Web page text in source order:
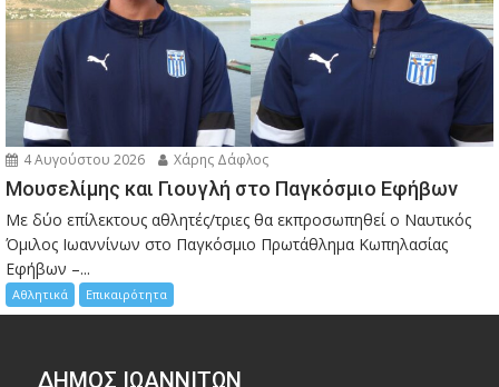
4 Αυγούστου 2026 Χάρης Δάφλος
Μουσελίμης και Γιουγλή στο Παγκόσμιο Εφήβων
Mε δύο επίλεκτους αθλητές/τριες θα εκπροσωπηθεί ο Ναυτικός
Όμιλος Ιωαννίνων στο Παγκόσμιο Πρωτάθλημα Κωπηλασίας
Εφήβων –...
Αθλητικά Επικαιρότητα
ΔΗΜΟΣ ΙΩΑΝΝΙΤΩΝ